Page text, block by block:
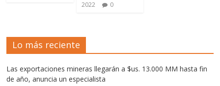
2022
0
Lo más reciente
Las exportaciones mineras llegarán a $us. 13.000 MM hasta fin
de año, anuncia un especialista